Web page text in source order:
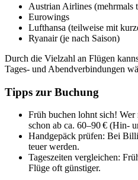
Austrian Airlines (mehrmals
Eurowings
Lufthansa (teilweise mit
Ryanair (je nach Saison)
Durch die Vielzahl an Flügen
Tages- und Abendverbindungen
Tipps zur Buchung
Früh buchen lohnt sich!
schon ab ca. 60–90 € (Hin-
Handgepäck prüfen: Bei
teuer werden.
Tageszeiten vergleichen:
Flüge oft günstiger.